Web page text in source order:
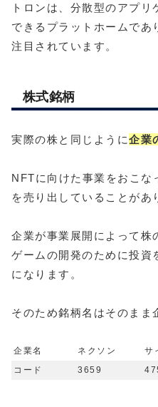
トロンは、分散型のアプ
できるプラットホームであ
注目されています。
株式銘柄
実際の株と同じように企業
NFTに向けた事業をおこな
を売り出していることがあ
企業が事業展開によって株
ゲームの開発のために投資
になります。
そのため銘柄名はそのまま
企業名 ネクソン サ
コード
3659